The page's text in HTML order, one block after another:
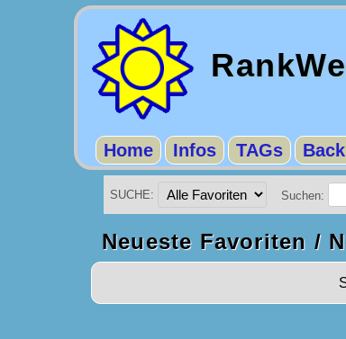
Home Infos TAGs
SUCHE: Suchen:
Neueste Favoriten /